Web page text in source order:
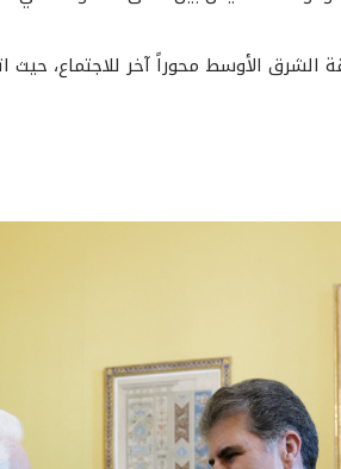
الأوسط محوراً آخر للاجتماع، حيث